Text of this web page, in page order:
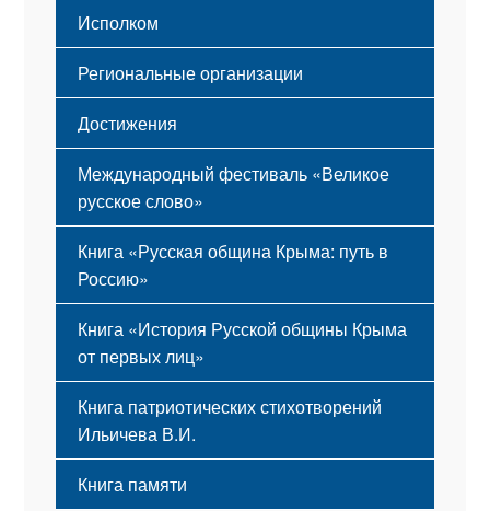
Исполком
Региональные организации
Достижения
Международный фестиваль «Великое
русское слово»
Книга «Русская община Крыма: путь в
Россию»
Книга «История Русской общины Крыма
от первых лиц»
Книга патриотических стихотворений
Ильичева В.И.
Книга памяти